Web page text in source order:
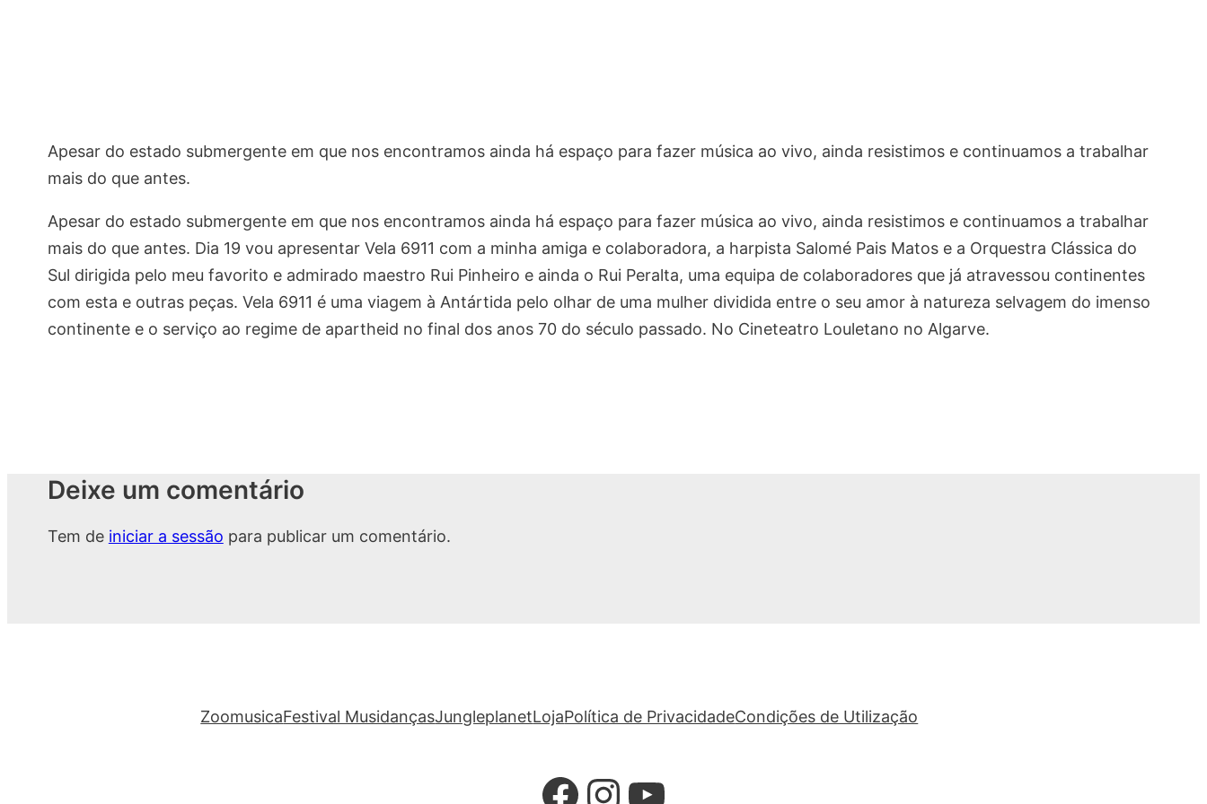
Apesar do estado submergente em que nos encontramos ainda há espaço para fazer música ao vivo, ainda resistimos e continuamos a trabalhar
mais do que antes.
Apesar do estado submergente em que nos encontramos ainda há espaço para fazer música ao vivo, ainda resistimos e continuamos a trabalhar
mais do que antes. Dia 19 vou apresentar Vela 6911 com a minha amiga e colaboradora, a harpista Salomé Pais Matos e a Orquestra Clássica do
Sul dirigida pelo meu favorito e admirado maestro Rui Pinheiro e ainda o Rui Peralta, uma equipa de colaboradores que já atravessou continentes
com esta e outras peças. Vela 6911 é uma viagem à Antártida pelo olhar de uma mulher dividida entre o seu amor à natureza selvagem do imenso
continente e o serviço ao regime de apartheid no final dos anos 70 do século passado. No Cineteatro Louletano no Algarve.
Deixe um comentário
Tem de iniciar a sessão para publicar um comentário.
ZoomusicaFestival MusidançasJungleplanetLojaPolítica de PrivacidadeCondições de Utilização
Facebook
Instagram
YouTube